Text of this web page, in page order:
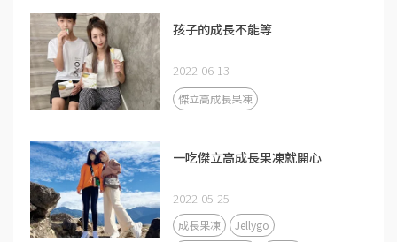
孩子的成長不能等
2022-06-13
傑立高成長果凍
一吃傑立高成長果凍就開心
2022-05-25
成長果凍
Jellygo